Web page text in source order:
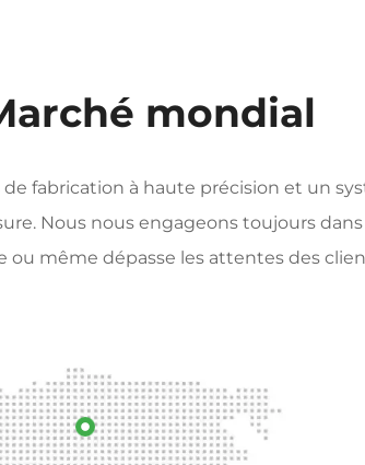
mondial
fabrication à haute précision et un
Nous nous engageons toujours
ou même dépasse les attentes des